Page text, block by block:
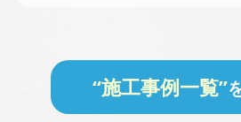
“施工事例一覧”